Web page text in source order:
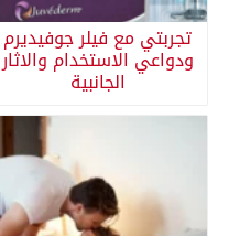
تجربتي مع فيلر جوفيديرم
ودواعي الاستخدام والاثار
الجانبية